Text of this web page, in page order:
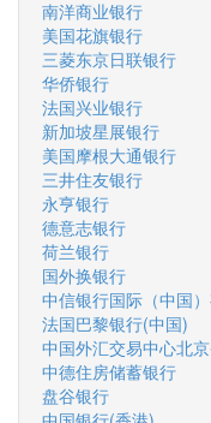
南洋商业银行
美国花旗银行
三菱东京日联银行
华侨银行
法国兴业银行
新加坡星展银行
美国摩根大通银行
三井住友银行
永亨银行
德意志银行
荷兰银行
国外换银行
中信银行国际（中国
法国巴黎银行(中国)
中国外汇交易中心北
中德住房储蓄银行
盘谷银行